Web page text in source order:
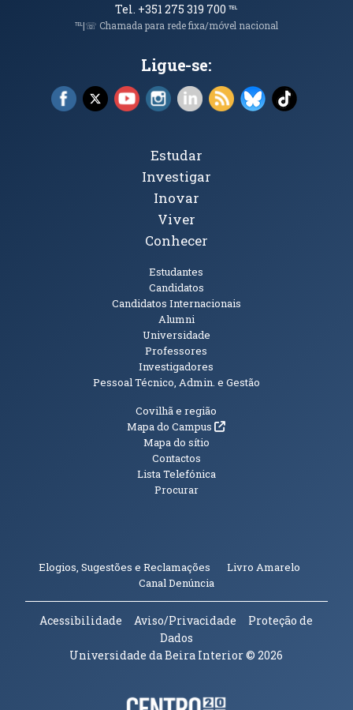
Tel. +351 275 319 700℡
℡|☏ Chamada para rede fixa/móvel nacional
Ligue-se:
Facebook (abre em nova janela)
X (abre em nova janela)
YouTube (abre em nova janela)
Instagram (abre em nova janela)
LinkedIn (abre em nova
RSS (abre em nova
Bluesky (abre
TikTok
Tópicos Principais
Estudar
Investigar
Inovar
Viver
Conhecer
Estudantes
Candidatos
Candidatos Internacionais
Alumni
Universidade
Professores
Investigadores
Pessoal Técnico, Admin. e Gestão
Informações Adicionais
Covilhã e região
Mapa do Campus(abre em nova janela)
Mapa do sítio
Contactos
Lista Telefónica
Procurar
Elogios, Sugestões e Reclamações Livro Amarelo
Canal Denúncia(abre em nova janela)
Acessibilidade Aviso/Privacidade
Proteção de
Dados
Universidade da Beira Interior© 2026